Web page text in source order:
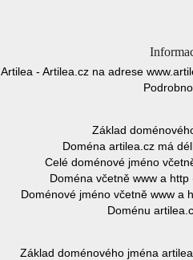
Artilea - Artilea.cz na adrese
Základ
Doména artilea.cz má
Celé doménové jméno
Doména včetně www a
Doménové jméno včetně www a
Doménu
Základ doménového jména